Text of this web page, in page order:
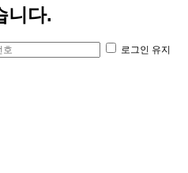
니다.
로그인 유지